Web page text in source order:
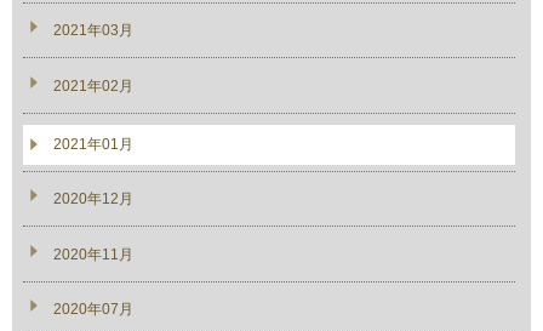
2021年03月
2021年02月
2021年01月
2020年12月
2020年11月
2020年07月